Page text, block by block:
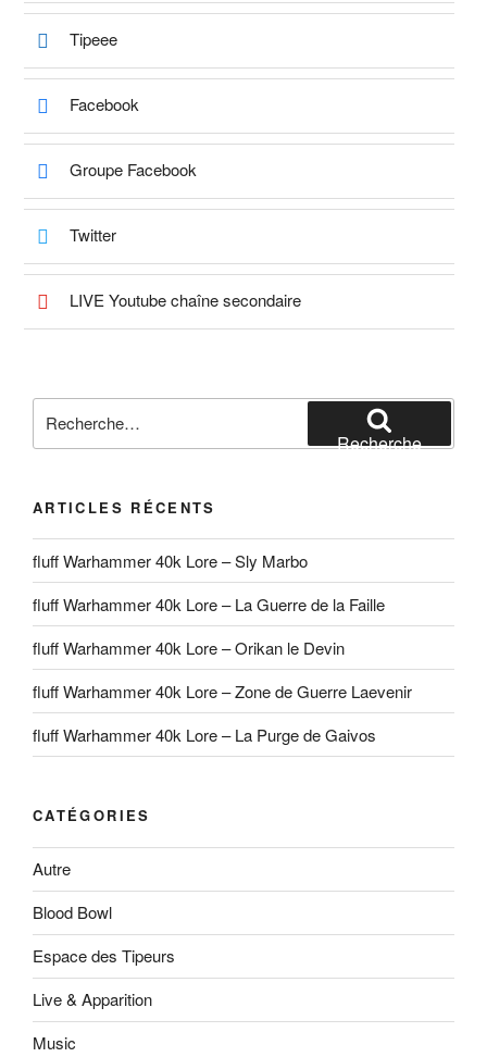
Tipeee
Facebook
Groupe Facebook
Twitter
LIVE Youtube chaîne secondaire
pour
Recherche
ARTICLES RÉCENTS
fluff Warhammer 40k Lore – Sly Marbo
fluff Warhammer 40k Lore – La Guerre de la Faille
fluff Warhammer 40k Lore – Orikan le Devin
fluff Warhammer 40k Lore – Zone de Guerre Laevenir
fluff Warhammer 40k Lore – La Purge de Gaivos
CATÉGORIES
Autre
Blood Bowl
Espace des Tipeurs
Live & Apparition
Music